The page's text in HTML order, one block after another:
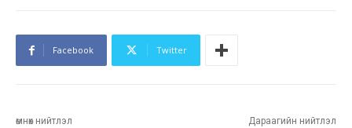
Facebook Twitter
өмнөх нийтлэл Дараагийн нийтлэл